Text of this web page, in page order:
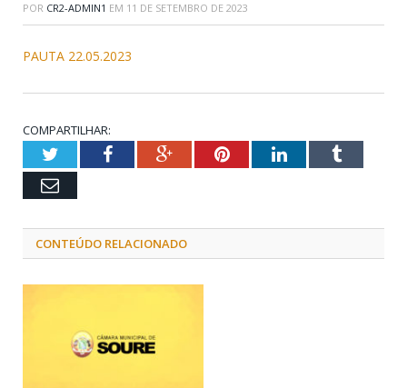
POR CR2-ADMIN1 EM 11 DE SETEMBRO DE 2023
PAUTA 22.05.2023
COMPARTILHAR:
TwitterFacebookGoogle+PinterestLinkedInTumblr
Email
CONTEÚDO RELACIONADO